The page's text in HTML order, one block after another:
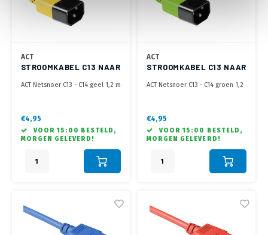
ACT
STROOMKABEL C13 NAAR
ACT Netsnoer C13 - C14 geel 1,2 m
€4,95
VOOR 15:00 BESTELD,
MORGEN GELEVERD!
ACT
STROOMKABEL C13 NAAR
ACT Netsnoer C13 - C14 groen 1,2
€4,95
VOOR 15:00 BESTELD,
MORGEN GELEVERD!